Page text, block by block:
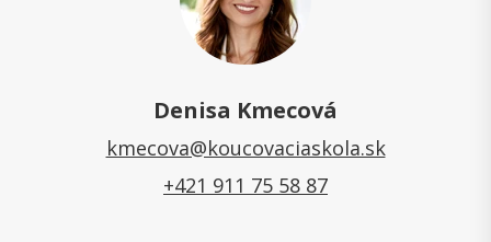
Denisa Kmecová
kmecova@koucovaciaskola.sk
+421 911 75 58 87